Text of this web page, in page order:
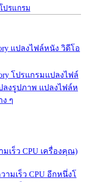
ปรแกรม
แปลงไฟล์หนัง วิดีโอ
โปรแกรมแปลงไฟล์
ลงรูปภาพ แปลงไฟล์ห
ง ๆ
มเร็ว CPU เครื่องคุณ)
ามเร็ว CPU อีกหนึ่งโ